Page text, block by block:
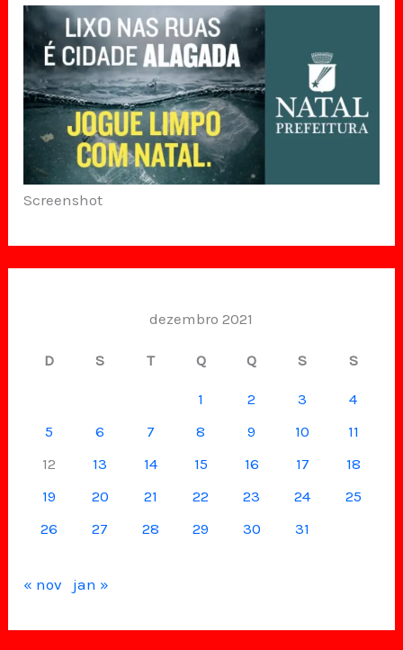
Screenshot
dezembro 2021
D S T Q Q S S
1 2 3
4
5
6 7 8 9 10
11
12
13 14 15 16 17
18
19
20 21 22 23 24
25
26
27 28 29 30 31
« nov jan »